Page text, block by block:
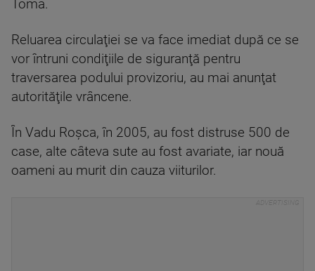
Toma.
Reluarea circulaţiei se va face imediat după ce se
vor întruni condiţiile de siguranţă pentru
traversarea podului provizoriu, au mai anunţat
autorităţile vrâncene.
În Vadu Roşca, în 2005, au fost distruse 500 de
case, alte câteva sute au fost avariate, iar nouă
oameni au murit din cauza viiturilor.